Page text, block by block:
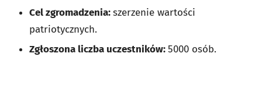
Cel zgromadzenia:szerzenie wartości
patriotycznych.
Zgłoszona liczba uczestników:5000 osób.